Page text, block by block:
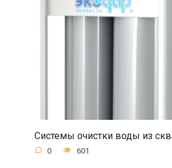
Системы очистки воды из
0 601